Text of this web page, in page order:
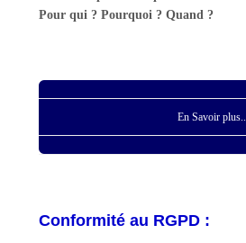
Pour qui ? Pourquoi ? Quand ?
En Savoir plus..
Conformité au RGPD :